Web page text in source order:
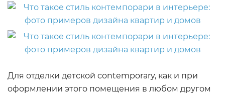
Для отделки детской contemporary, как и при
оформлении этого помещения в любом другом